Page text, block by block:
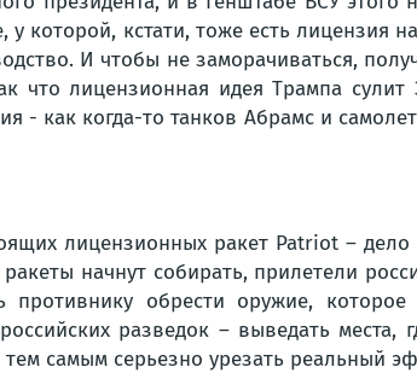
которой, кстати, тоже есть лицензия
И чтобы не заморачиваться,
что лицензионная идея Трампа
как когда-то танков Абрамс и
лицензионных ракет Patriot –
начнут собирать, прилетели
противнику обрести оружие,
разведок – выведать
самым серьезно урезать реальный